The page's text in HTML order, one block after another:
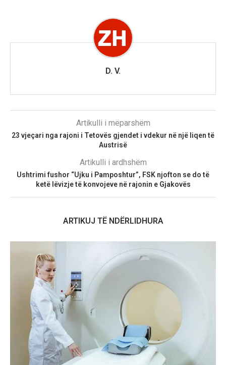
D. V.
Artikulli i mëparshëm
23 vjeçari nga rajoni i Tetovës gjendet i vdekur në një liqen të
Austrisë
Artikulli i ardhshëm
Ushtrimi fushor “Ujku i Pamposhtur”, FSK njofton se do të
ketë lëvizje të konvojeve në rajonin e Gjakovës
ARTIKUJ TË NDËRLIDHURA